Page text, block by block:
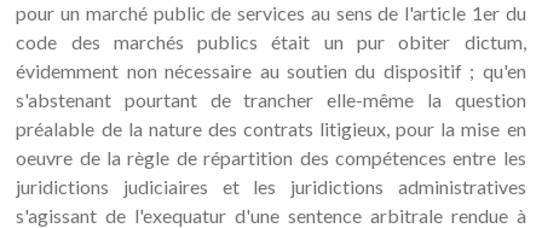
pour un marché public de services au sens de l'article 1er du
code des marchés publics était un pur obiter dictum,
évidemment non nécessaire au soutien du dispositif ; qu'en
s'abstenant pourtant de trancher elle-même la question
préalable de la nature des contrats litigieux, pour la mise en
oeuvre de la règle de répartition des compétences entre les
juridictions judiciaires et les juridictions administratives
s'agissant de l'exequatur d'une sentence arbitrale rendue à